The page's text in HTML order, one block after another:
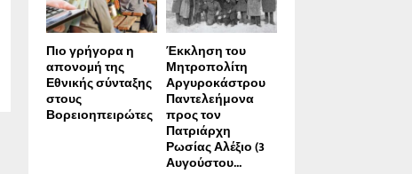
Πιο γρήγορα η
απονοµή της
Εθνικής σύνταξης
στους
Βορειοηπειρώτες
Έκκληση του
Μητροπολίτη
Αργυροκάστρου
Παντελεήμονα
προς τον
Πατριάρχη
Ρωσίας Αλέξιο (3
Αυγούστου...